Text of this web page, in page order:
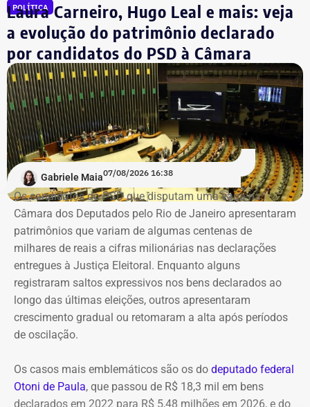
oferecendo cada vez mais serviços e maior qualidade aos
profissionais, tornando o Crea cada vez mais inteligente”,
ressaltou Fernández.
O presidente do Crea-RJ também destacou a atuação da
PD7 Tech na articulação da parceria.
“Ela é uma grande parceira para o desenvolvimento
tecnológico do nosso conselho e de todo o nosso setor —
engenharias, agronomia e geociências”, destacou.
O acordo foi aprovado pelo diretor da NVIDIA na América
Latina, Márcio Aguiar. A colaboração tecnológica não terá
custos para o CREA-RJ, que passará a receber consultoria
direta da empresa.
Entre as áreas previstas na parceria estão pesquisa
aplicada em Inteligência Artificial e IA Generativa,
sistemas de apoio à decisão técnica, visão
computacional e processamento de dados de sensores,
Também estão previstas aplicações de Digital Twins, BIM
POLÍTICA
Laura Carneiro, Hugo Leal e mais: veja
a evolução do patrimônio declarado
por candidatos do PSD à Câmara
Gabriele Maia07/08/2026 16:38
Os candidatos do PSD que disputam uma vaga na
Câmara dos Deputados pelo Rio de Janeiro apresentaram
patrimônios que variam de algumas centenas de
milhares de reais a cifras milionárias nas declarações
entregues à Justiça Eleitoral. Enquanto alguns
registraram saltos expressivos nos bens declarados ao
longo das últimas eleições, outros apresentaram
crescimento gradual ou retomaram a alta após períodos
de oscilação.
Os casos mais emblemáticos são os do deputado federal
Otoni de Paula, que passou de R$ 18,3 mil em bens
declarados em 2022 para R$ 5,48 milhões em 2026, e do